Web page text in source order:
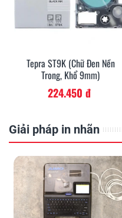
Tepra ST9K (Chữ Đen Nền
Trong, Khổ 9mm)
224.450 đ
Giải pháp in nhãn